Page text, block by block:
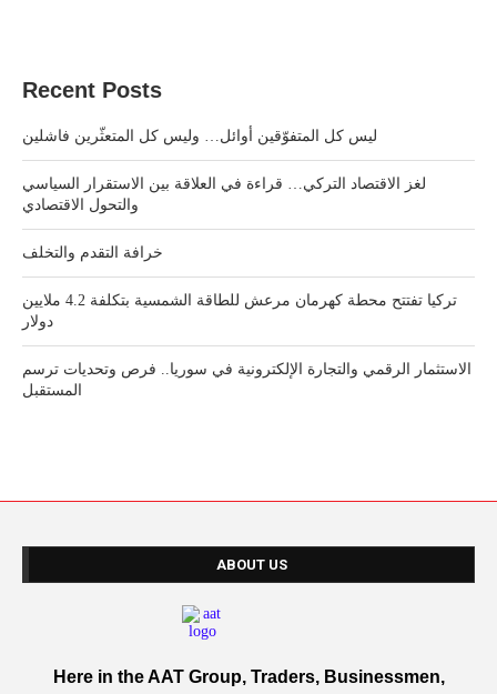
Recent Posts
ليس كل المتفوّقين أوائل… وليس كل المتعثّرين فاشلين
لغز الاقتصاد التركي… قراءة في العلاقة بين الاستقرار السياسي
والتحول الاقتصادي
خرافة التقدم والتخلف
تركيا تفتتح محطة كهرمان مرعش للطاقة الشمسية بتكلفة 4.2 ملايين
دولار
الاستثمار الرقمي والتجارة الإلكترونية في سوريا.. فرص وتحديات ترسم
المستقبل
ABOUT US
Here in the AAT Group, Traders, Businessmen,